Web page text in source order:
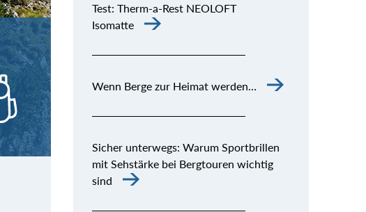
Test: Therm-a-Rest NEOLOFT
Isomatte
Wenn Berge zur Heimat werden…
Sicher unterwegs: Warum Sportbrillen
mit Sehstärke bei Bergtouren wichtig
sind